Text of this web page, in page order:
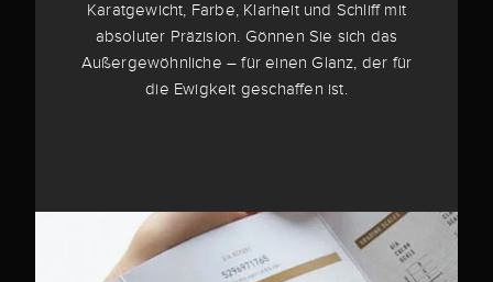
Karatgewicht, Farbe, Klarheit und Schliff mit
absoluter Präzision. Gönnen Sie sich das
Außergewöhnliche – für einen Glanz, der für
die Ewigkeit geschaffen ist.